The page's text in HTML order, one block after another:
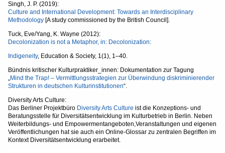
Singh, J. P. (2019):
Culture and International Development: Towards an Interdisciplinary
Methodology [A study commissioned by the British Council].
Tuck, Eve/Yang, K. Wayne (2012):
Decolonization is not a Metaphor, in: Decolonization:
Indigeneity, Education & Society, 1(1), 1–40.
Bündnis kritischer Kulturpraktiker_innen: Dokumentation zur Tagung
„Mind the Trap! – Vermittlungsstrategien zur Überwindung diskriminierender
Strukturen in deutschen Kulturinstitutionen“.
Diversity Arts Culture:
Das Berliner Projektbüro Diversity Arts Culture ist die Konzeptions- und
Beratungsstelle für Diversitätsentwicklung im Kulturbetrieb in Berlin. Neben
Weiterbildungs- und Empowermentangeboten,Veranstaltungen und eigenen
Veröffentlichungen hat sie auch ein Online-Glossar zu zentralen Begriffen im
Kontext Diversitätsentwicklung erarbeitet.